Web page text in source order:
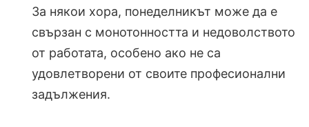
За някои хора, понеделникът може да е
свързан с монотонността и недоволството
от работата, особено ако не са
удовлетворени от своите професионални
задължения.